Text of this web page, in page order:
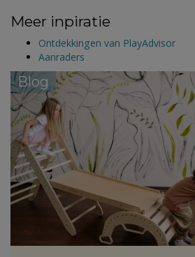
Meer inpiratie
Ontdekkingen van PlayAdvisor
Aanraders
Blog